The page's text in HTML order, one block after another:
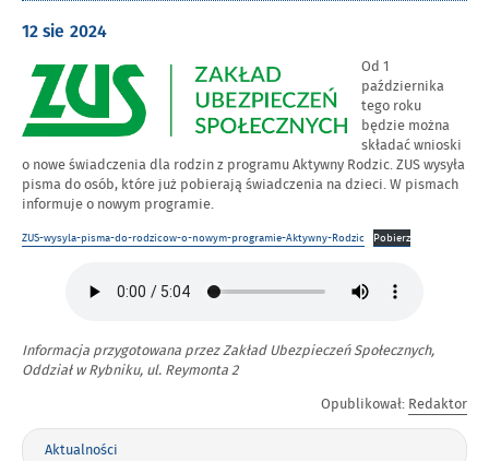
Opublikowano
dniu
12 sie 2024
Od 1
października
tego roku
będzie można
składać wnioski
o nowe świadczenia dla rodzin z programu Aktywny Rodzic. ZUS wysyła
pisma do osób, które już pobierają świadczenia na dzieci. W pismach
informuje o nowym programie.
ZUS-wysyla-pisma-do-rodzicow-o-nowym-programie-Aktywny-Rodzic Pobierz
Informacja przygotowana przez Zakład Ubezpieczeń Społecznych,
Oddział w Rybniku, ul. Reymonta 2
Opublikował: Redaktor
Aktualności